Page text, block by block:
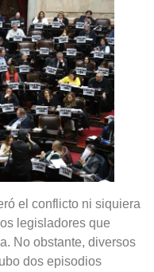
el conflicto ni siquiera
legisladores que
No obstante, diversos
dos episodios